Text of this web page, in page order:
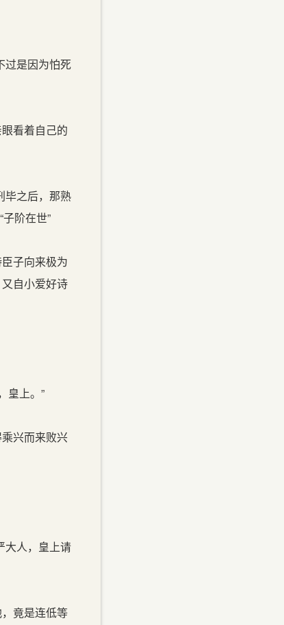
过是因为怕死
看着自己的
毕之后，那熟
阶在世”
子向来极为
自小爱好诗
皇上。”
兴而来败兴
大人，皇上请
竟是连低等